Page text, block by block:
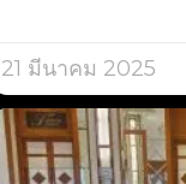
21 มีนาคม 2025